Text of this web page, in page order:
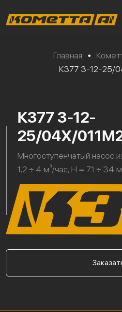
Главная •
К377 3-12-25/
К377 3-12-
25/04Х/
Многоступенчатый насос
1,2 ÷ 4 м³/час, H = 71 ÷ 34